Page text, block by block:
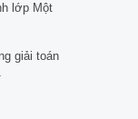
lớp Một
giải toán